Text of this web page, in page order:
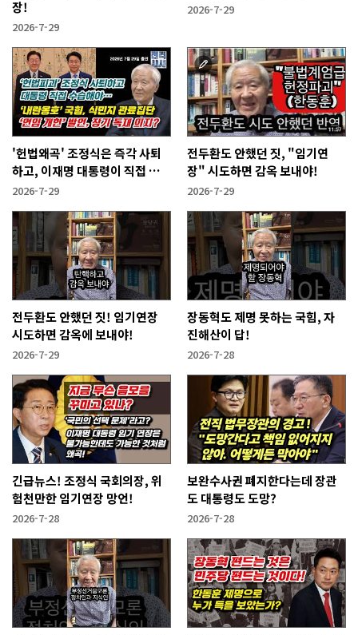
장!
2026-7-29
2026-7-29
'헌법왜곡' 조정식은 즉각 사퇴
하고, 이재명 대통령이 직접 수
습해야!
2026-7-29
전두환도 안했던 짓, "임기연
장" 시도하면 감옥 보내야!
2026-7-29
전두환도 안했던 짓! 임기연장
시도하면 감옥에 보내야!
2026-7-29
장동혁도 제명 못하는 국힘, 자
진해산이 답!
2026-7-28
긴급뉴스! 조정식 국회의장, 위
험천만한 임기연장 망언!
2026-7-28
보완수사권 폐지한다는데 장관
도 대통령도 도망?
2026-7-28